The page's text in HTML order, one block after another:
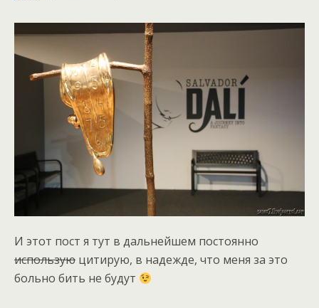
И этот пост я тут в дальнейшем постоянно
использую цитирую, в надежде, что меня за это
больно бить не будут